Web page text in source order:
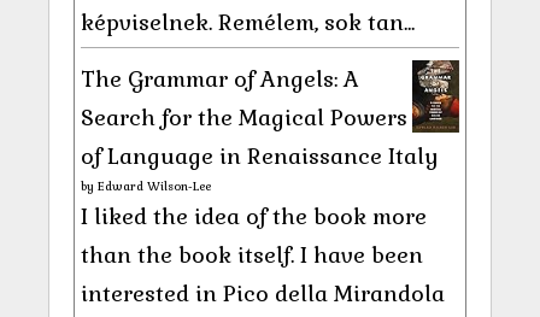
képviselnek. Remélem, sok tan...
The Grammar of Angels: A
Search for the Magical Powers
of Language in Renaissance Italy
by Edward Wilson-Lee
I liked the idea of the book more
than the book itself. I have been
interested in Pico della Mirandola